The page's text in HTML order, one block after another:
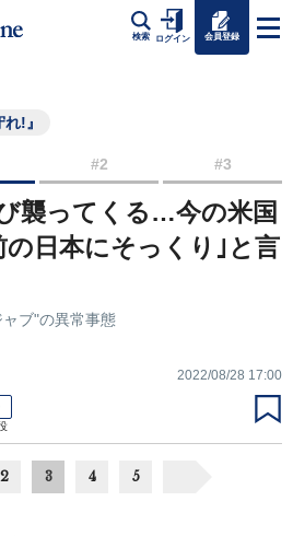
検索 ログイン 会員登録
!』
#2 #3
襲ってくる…今の米国
日本にそっくり｣と言
ブ"の異常事態
2022/08/28 17:00
2 3 4 5